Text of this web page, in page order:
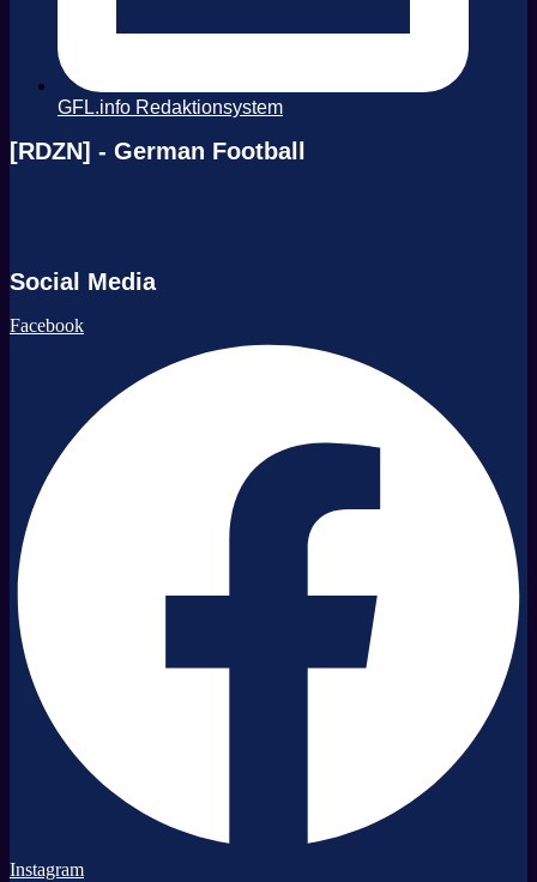
GFL.info Redaktionsystem
[RDZN] - German Football
Social Media
Facebook
Instagram